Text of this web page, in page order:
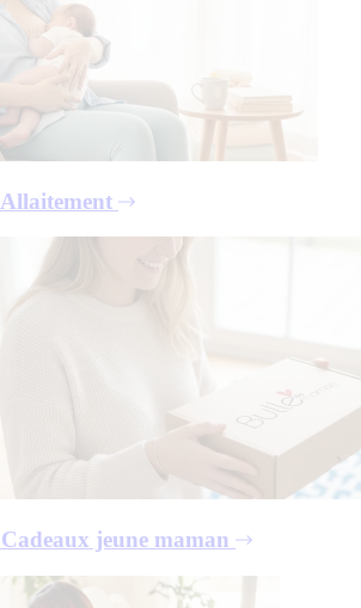
Allaitement
Cadeaux jeune maman